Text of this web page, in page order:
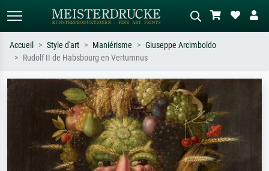
Recherchez par artiste, titre ou style –
ex. Monet, Nuit étoilée,
impressionnisme, vague de Hokusai,
nu.
Décrivez la scène – ex. prairie verte,
abstrait avec beaucoup de rouge,
tableau sombre, nu debout près d'un
arbre.
Accueil Style d'art Maniérisme
Giuseppe Arcimboldo
Rudolf II de Habsbourg en Vertumnus